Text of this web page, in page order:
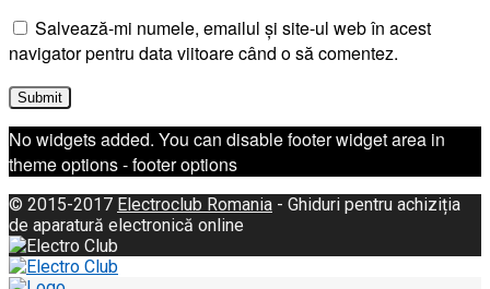
Salvează-mi numele, emailul și site-ul web în acest
navigator pentru data viitoare când o să comentez.
No widgets added. You can disable footer widget area in
theme options - footer options
© 2015-2017 Electroclub Romania - Ghiduri pentru achiziția
de aparatură electronică online